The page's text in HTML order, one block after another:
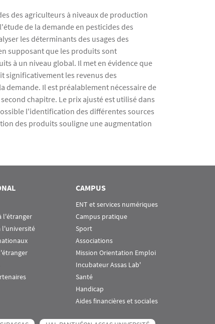
des agriculteurs à niveaux de production
de la demande en pesticides des
les déterminants des usages des
supposant que les produits sont
à un niveau global. Il met en évidence que
significativement les revenus des
demande. Il est préalablement nécessaire de
chapitre. Le prix ajusté est utilisé dans
l'identification des différentes sources
des produits souligne une augmentation
l'étranger
l'université
CAMPUS
ENT et services numériques
Campus pratique
Sport
Associations
Mission Orientation Emploi
Incubateur Assas Lab'
Santé
Handicap
Aides financières et sociales